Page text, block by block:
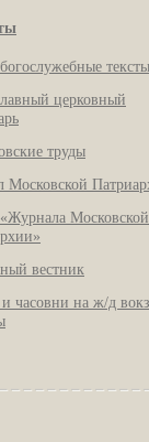
тексты
церковный
труды
Московской
Московской
вестник
часовни на ж/д